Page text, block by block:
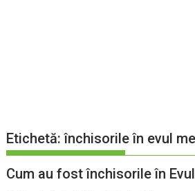
Etichetă:închisorile în evul
Cum au fost închisorile în